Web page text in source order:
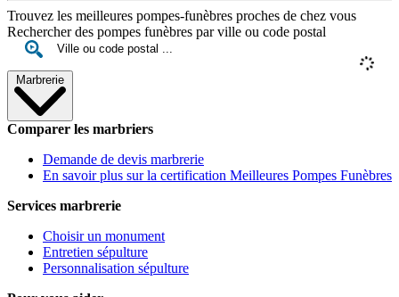
Trouvez les meilleures pompes-funèbres proches de chez vous
Rechercher des pompes funèbres par ville ou code postal
Marbrerie
Comparer les marbriers
Demande de devis marbrerie
En savoir plus sur la certification Meilleures Pompes Funèbres
Services marbrerie
Choisir un monument
Entretien sépulture
Personnalisation sépulture